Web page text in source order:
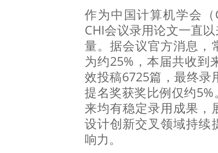
作为中国计算机学会
CHI会议录用论文一直
量。据会议官方消息，
为约25%，本届共收到
效投稿6725篇，最终录
提名奖获奖比例仅约
来均有稳定录用成果，
设计创新交叉领域持续
响力。